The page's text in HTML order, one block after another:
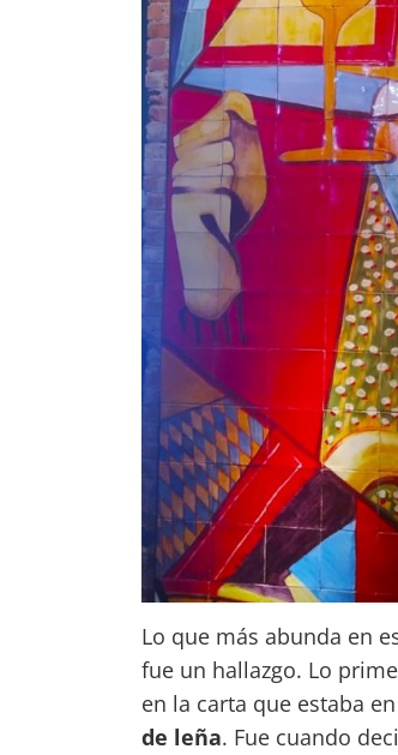
Lo que más abunda en
fue un hallazgo. Lo
en la carta que estaba
de leña. Fue cuando